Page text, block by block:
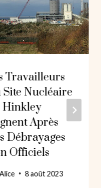
Travailleurs
Site Nucléaire
Hinkley
Après
Débrayages
Officiels
8 août 2023